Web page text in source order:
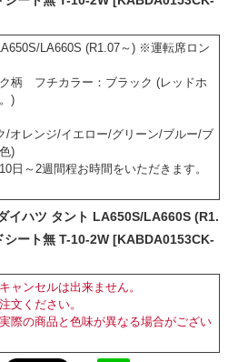
LA660S (R1.07～) ※運転席ロン
ク柄 フチカラー：ブラック (レッドホ
)
オレンジ/イエロー/グリーン/ブルー/ブ
)
日～2週間程お時間をいただきます。
イハツ タント LA650S/LA660S (R1.
ート無 T-10-2W [KABDA0153CK-
ャンセルは出来ません。
文ください。
際の商品と色味が異なる場合がござい